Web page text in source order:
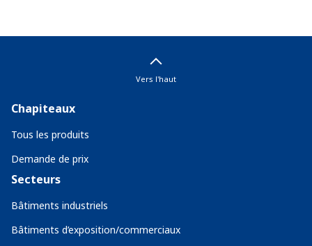
Vers l'haut
Chapiteaux
Tous les produits
Demande de prix
Secteurs
Bâtiments industriels
Bâtiments d’exposition/commerciaux